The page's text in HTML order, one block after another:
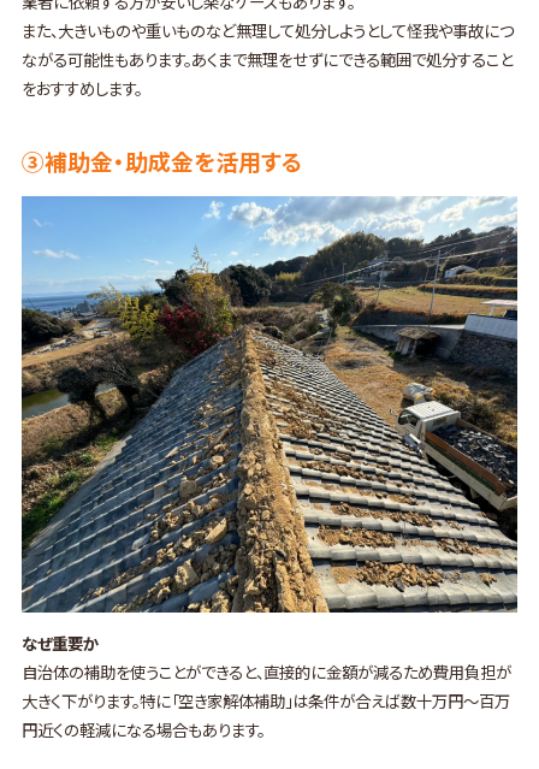
また、大きいものや重いものなど無理して処分しようとして怪我や事故につ
ながる可能性もあります。あくまで無理をせずにできる範囲で処分すること
をおすすめします。
③補助金・助成金を活用する
なぜ重要か
自治体の補助を使うことができると、直接的に金額が減るため費用負担が
大きく下がります。特に「空き家解体補助」は条件が合えば数十万円〜百万
円近くの軽減になる場合もあります。